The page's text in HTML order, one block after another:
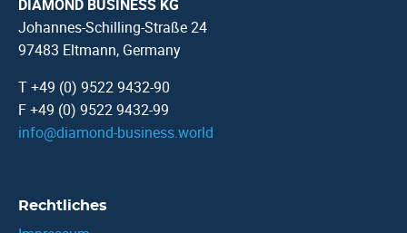
DIAMOND BUSINESS KG
Johannes-Schilling-Straße 24
97483 Eltmann, Germany
T +49 (0) 9522 9432-90
F +49 (0) 9522 9432-99
info@diamond-business.world
Rechtliches